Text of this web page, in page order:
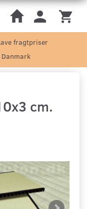
fragtpriser
cm.